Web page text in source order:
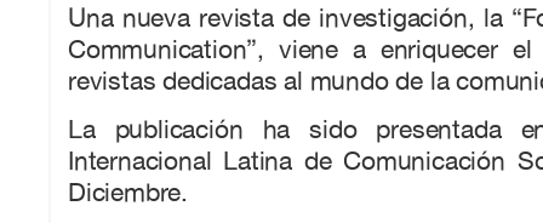
Una nueva revista de investigación, la
Communication”, viene a enriquecer
revistas dedicadas al mundo de la
La publicación ha sido presentada
Internacional Latina de Comunicación
Diciembre.